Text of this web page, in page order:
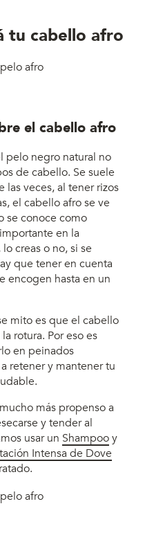
tu cabello afro
el cabello afro
pelo negro natural no
de cabello. Se suele
las veces, al tener rizos
el cabello afro se ve
se conoce como
en la
creas o no, si se
que tener en cuenta
encogen hasta en un
mito es que el cabello
rotura. Por eso es
en peinados
retener y mantener tu
más propenso a
y tender al
usar un Shampooy
Intensa de Dove